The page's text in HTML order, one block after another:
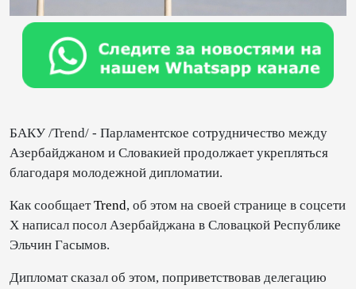
БАКУ /Trend/ - Парламентское сотрудничество между
Азербайджаном и Словакией продолжает укрепляться
благодаря молодежной дипломатии.
Как сообщаетTrend, об этом на своей странице в соцсети
Х написал посол Азербайджана в Словацкой Республике
Эльчин Гасымов.
Дипломат сказал об этом, поприветствовав делегацию